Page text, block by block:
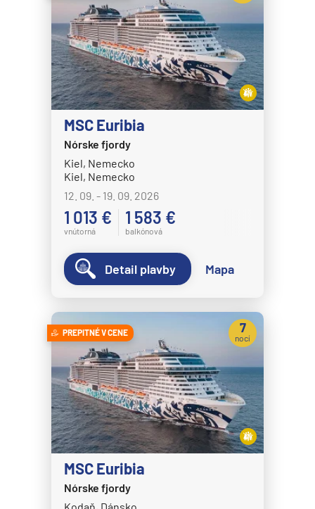
MSC Euribia
Nórske fjordy
Kiel, Nemecko
Kiel, Nemecko
12. 09. - 19. 09. 2026
1 013 €
vnútorná
1 583 €
balkónová
Detail plavby Mapa
PREPITNÉ V CENE
MSC Euribia
Nórske fjordy
7
nocí